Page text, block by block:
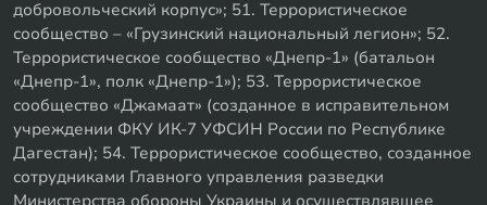
добровольческий корпус»; 51. Террористическое
сообщество – «Грузинский национальный легион»; 52.
Террористическое сообщество «Днепр-1» (батальон
«Днепр-1», полк «Днепр-1»); 53. Террористическое
сообщество «Джамаат» (созданное в исправительном
учреждении ФКУ ИК-7 УФСИН России по Республике
Дагестан); 54. Террористическое сообщество, созданное
сотрудниками Главного управления разведки
Министерства обороны Украины и осуществлявшее